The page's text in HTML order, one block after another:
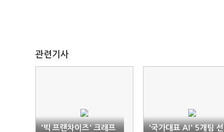
관련기사
'빅 프랜차이즈' 크래프
'국가대표 AI' 5개팀 선